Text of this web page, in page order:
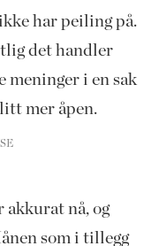
har peiling på.
det handler
meninger i en sak
mer åpen.
akkurat nå, og
som i tillegg